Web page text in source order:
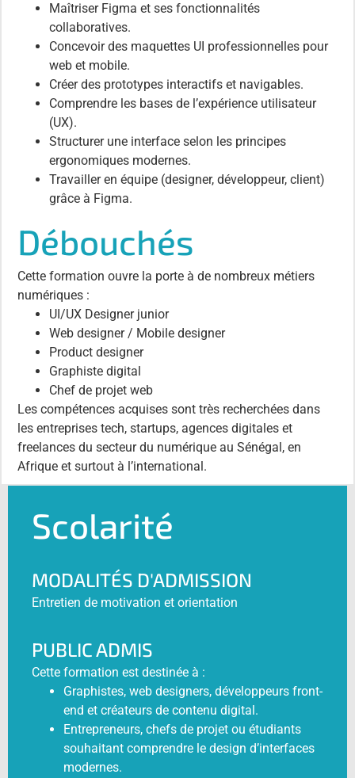
Maîtriser Figma et ses fonctionnalités
collaboratives.
Concevoir des maquettes UI professionnelles pour
web et mobile.
Créer des prototypes interactifs et navigables.
Comprendre les bases de l’expérience utilisateur
(UX).
Structurer une interface selon les principes
ergonomiques modernes.
Travailler en équipe (designer, développeur, client)
grâce à Figma.
Débouchés
Cette formation ouvre la porte à de nombreux métiers
numériques :
UI/UX Designer junior
Web designer / Mobile designer
Product designer
Graphiste digital
Chef de projet web
Les compétences acquises sont très recherchées dans
les entreprises tech, startups, agences digitales et
freelances du secteur du numérique au Sénégal, en
Afrique et surtout à l’international.
Scolarité
MODALITÉS D'ADMISSION
Entretien de motivation et orientation
PUBLIC ADMIS
Cette formation est destinée à :
Graphistes, web designers, développeurs front-
end et créateurs de contenu digital.
Entrepreneurs, chefs de projet ou étudiants
souhaitant comprendre le design d’interfaces
modernes.